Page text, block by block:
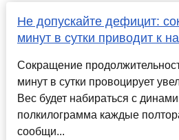
Не допускайте дефицит:
минут в сутки приводит к
Сокращение
минут в сутки провоцирует
Вес будет набираться с
полкилограмма каждые
сообщи...